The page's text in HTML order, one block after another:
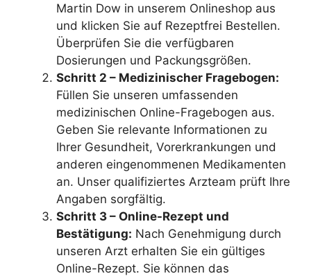
Martin Dow in unserem Onlineshop aus
und klicken Sie auf Rezeptfrei Bestellen.
Überprüfen Sie die verfügbaren
Dosierungen und Packungsgrößen.
Schritt 2 – Medizinischer Fragebogen:
Füllen Sie unseren umfassenden
medizinischen Online-Fragebogen aus.
Geben Sie relevante Informationen zu
Ihrer Gesundheit, Vorerkrankungen und
anderen eingenommenen Medikamenten
an. Unser qualifiziertes Arzteam prüft Ihre
Angaben sorgfältig.
Schritt 3 – Online-Rezept und
Bestätigung: Nach Genehmigung durch
unseren Arzt erhalten Sie ein gültiges
Online-Rezept. Sie können das